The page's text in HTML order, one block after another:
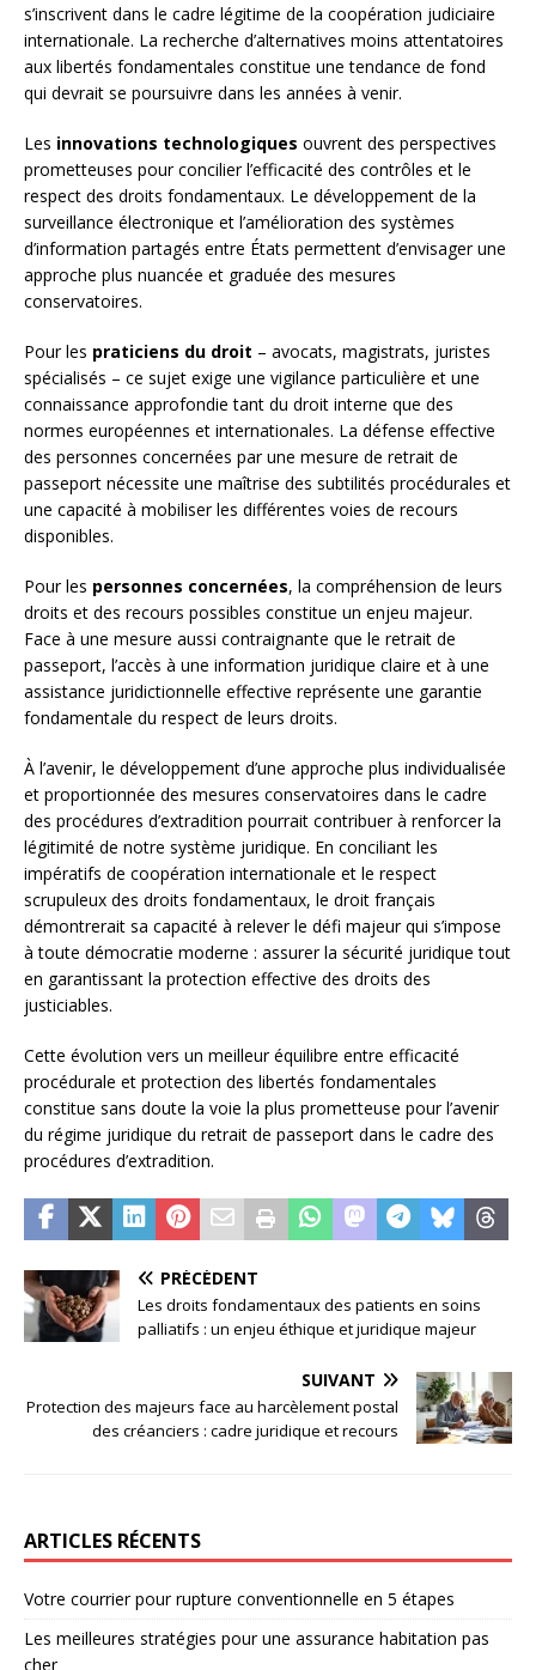
s’inscrivent dans le cadre légitime de la coopération judiciaire
internationale. La recherche d’alternatives moins attentatoires
aux libertés fondamentales constitue une tendance de fond
qui devrait se poursuivre dans les années à venir.
Les innovations technologiques ouvrent des perspectives
prometteuses pour concilier l’efficacité des contrôles et le
respect des droits fondamentaux. Le développement de la
surveillance électronique et l’amélioration des systèmes
d’information partagés entre États permettent d’envisager une
approche plus nuancée et graduée des mesures
conservatoires.
Pour les praticiens du droit – avocats, magistrats, juristes
spécialisés – ce sujet exige une vigilance particulière et une
connaissance approfondie tant du droit interne que des
normes européennes et internationales. La défense effective
des personnes concernées par une mesure de retrait de
passeport nécessite une maîtrise des subtilités procédurales et
une capacité à mobiliser les différentes voies de recours
disponibles.
Pour les personnes concernées, la compréhension de leurs
droits et des recours possibles constitue un enjeu majeur.
Face à une mesure aussi contraignante que le retrait de
passeport, l’accès à une information juridique claire et à une
assistance juridictionnelle effective représente une garantie
fondamentale du respect de leurs droits.
À l’avenir, le développement d’une approche plus individualisée
et proportionnée des mesures conservatoires dans le cadre
des procédures d’extradition pourrait contribuer à renforcer la
légitimité de notre système juridique. En conciliant les
impératifs de coopération internationale et le respect
scrupuleux des droits fondamentaux, le droit français
démontrerait sa capacité à relever le défi majeur qui s’impose
à toute démocratie moderne : assurer la sécurité juridique tout
en garantissant la protection effective des droits des
justiciables.
Cette évolution vers un meilleur équilibre entre efficacité
procédurale et protection des libertés fondamentales
constitue sans doute la voie la plus prometteuse pour l’avenir
du régime juridique du retrait de passeport dans le cadre des
procédures d’extradition.
PRÉCÉDENT
Les droits fondamentaux des patients en soins
palliatifs : un enjeu éthique et juridique majeur
SUIVANT
Protection des majeurs face au harcèlement postal
des créanciers : cadre juridique et recours
ARTICLES RÉCENTS
Votre courrier pour rupture conventionnelle en 5 étapes
Les meilleures stratégies pour une assurance habitation pas
cher